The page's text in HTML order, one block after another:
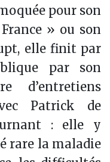
pour son
» ou son
elle finit par
par son
d’entretiens
Patrick de
: elle y
rare la maladie